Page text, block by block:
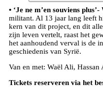
• ‘Je ne m’en souviens
militant. Al 13 jaar lang leeft
kern van dit project, en dit
zijn leven vertelt, raast het
het aanhoudend verval is de
geschiedenis van Syrië.
Van en met: Waël Ali,
Tickets reserveren via het